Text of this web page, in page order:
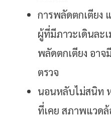
การพลัดตกเตียง
ผู้ที่มีภาวะเดินละ
พลัดตกเตียง อาจ
ตรวจ
นอนหลับไม่สนิท
ที่เคย สภาพแวด